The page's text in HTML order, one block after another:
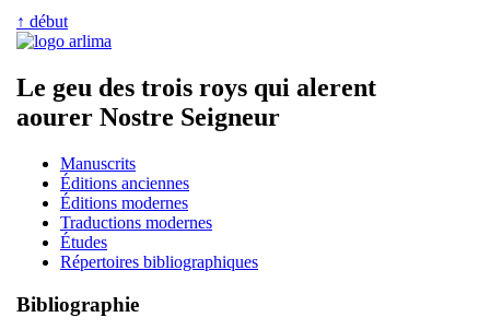
↑ début
Le geu des trois roys qui alerent
aourer Nostre Seigneur
Manuscrits
Éditions anciennes
Éditions modernes
Traductions modernes
Études
Répertoires bibliographiques
Bibliographie